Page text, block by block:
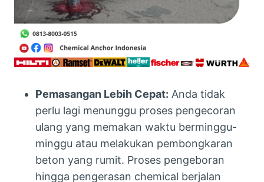
Pemasangan Lebih Cepat: Anda tidak
perlu lagi menunggu proses pengecoran
ulang yang memakan waktu berminggu-
minggu atau melakukan pembongkaran
beton yang rumit. Proses pengeboran
hingga pengerasan chemical berjalan